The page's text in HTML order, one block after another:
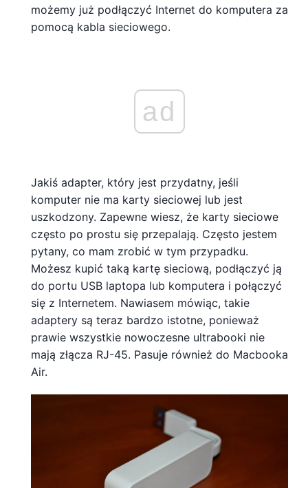
możemy już podłączyć Internet do komputera za
pomocą kabla sieciowego.
ad
Jakiś adapter, który jest przydatny, jeśli
komputer nie ma karty sieciowej lub jest
uszkodzony. Zapewne wiesz, że karty sieciowe
często po prostu się przepalają. Często jestem
pytany, co mam zrobić w tym przypadku.
Możesz kupić taką kartę sieciową, podłączyć ją
do portu USB laptopa lub komputera i połączyć
się z Internetem. Nawiasem mówiąc, takie
adaptery są teraz bardzo istotne, ponieważ
prawie wszystkie nowoczesne ultrabooki nie
mają złącza RJ-45. Pasuje również do Macbooka
Air.